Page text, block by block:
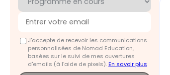
J'accepte de recevoir les communications
personnalisées de Nomad Education,
basées sur le suivi de mes ouvertures
d'emails (à l’aide de pixels).En savoir plus